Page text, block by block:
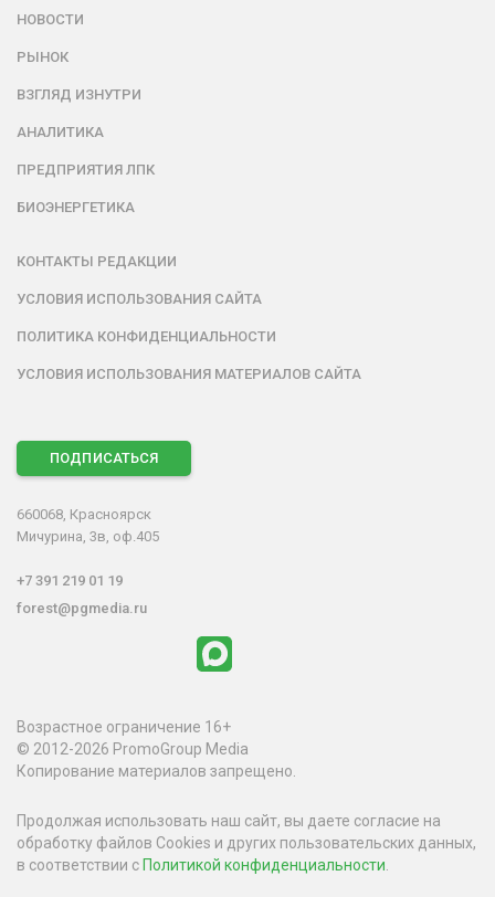
НОВОСТИ
РЫНОК
ВЗГЛЯД ИЗНУТРИ
АНАЛИТИКА
ПРЕДПРИЯТИЯ ЛПК
БИОЭНЕРГЕТИКА
КОНТАКТЫ РЕДАКЦИИ
УСЛОВИЯ ИСПОЛЬЗОВАНИЯ САЙТА
ПОЛИТИКА КОНФИДЕНЦИАЛЬНОСТИ
УСЛОВИЯ ИСПОЛЬЗОВАНИЯ МАТЕРИАЛОВ САЙТА
ПОДПИСАТЬСЯ
660068, Красноярск
Мичурина, 3в, оф.405
+7 391 219 01 19
forest@pgmedia.ru
Возрастное ограничение 16+
© 2012-2026 PromoGroup Media
Копирование материалов запрещено.
Продолжая использовать наш сайт, вы даете согласие на
обработку файлов Cookies и других пользовательских данных,
в соответствии сПолитикой конфиденциальности